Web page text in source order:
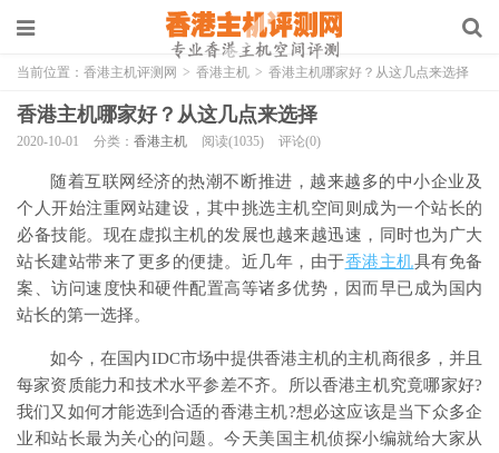
当前位置： 香港主机评测网 > 香港主机 > 香港主机哪家好？从这几点来选择
香港主机哪家好？从这几点来选择
2020-10-01 分类： 香港主机 阅读(1035) 评论(0)
随着互联网经济的热潮不断推进，越来越多的中小企业及
个人开始注重网站建设，其中挑选主机空间则成为一个站长的
必备技能。现在虚拟主机的发展也越来越迅速，同时也为广大
站长建站带来了更多的便捷。近几年，由于香港主机具有免备
案、访问速度快和硬件配置高等诸多优势，因而早已成为国内
站长的第一选择。
如今，在国内IDC市场中提供香港主机的主机商很多，并且
每家资质能力和技术水平参差不齐。所以香港主机究竟哪家好?
我们又如何才能选到合适的香港主机?想必这应该是当下众多企
业和站长最为关心的问题。今天美国主机侦探小编就给大家从